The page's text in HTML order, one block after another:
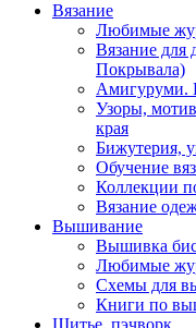
Вязание
Любимые
Вязание для
Покрывала)
Амигуруми.
Узоры,
края
Бижутерия,
Обучение
Коллекции
Вязание
Вышивание
Вышивка
Любимые
Схемы для
Книги по
Шитье, пэчворк